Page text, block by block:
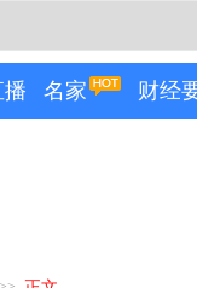
名家 财经